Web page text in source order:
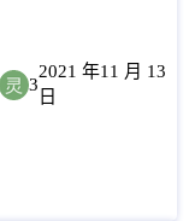
3
2021 年11 月 13
日